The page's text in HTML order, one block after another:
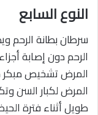
النوع السابع
سرطان بطانة الرحم
الرحم دون إصابة
المرض تشخيص مبكر
المرض لكبار السن
طويل أثناء فترة